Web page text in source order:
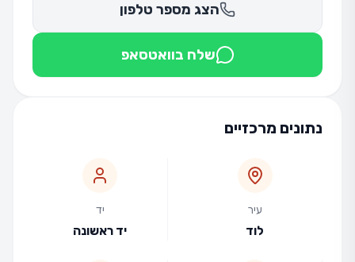
הצג מספר טלפון
שלח בוואטסאפ
נתונים מרכזיים
עיר
לוד
יד
יד ראשונה